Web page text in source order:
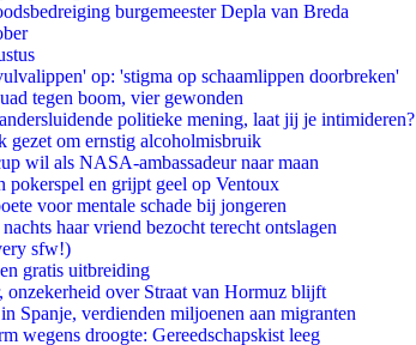
burgemeester Depla van Breda
op: 'stigma op schaamlippen doorbreken'
tegen boom, vier gewonden
politieke mening, laat jij je intimideren?
gezet om ernstig alcoholmisbruik
wil als NASA-ambassadeur naar maan
pokerspel en grijpt geel op Ventoux
voor mentale schade bij jongeren
haar vriend bezocht terecht ontslagen
sfw!)
gratis uitbreiding
onzekerheid over Straat van Hormuz blijft
Spanje, verdienden miljoenen aan migranten
wegens droogte: Gereedschapskist leeg